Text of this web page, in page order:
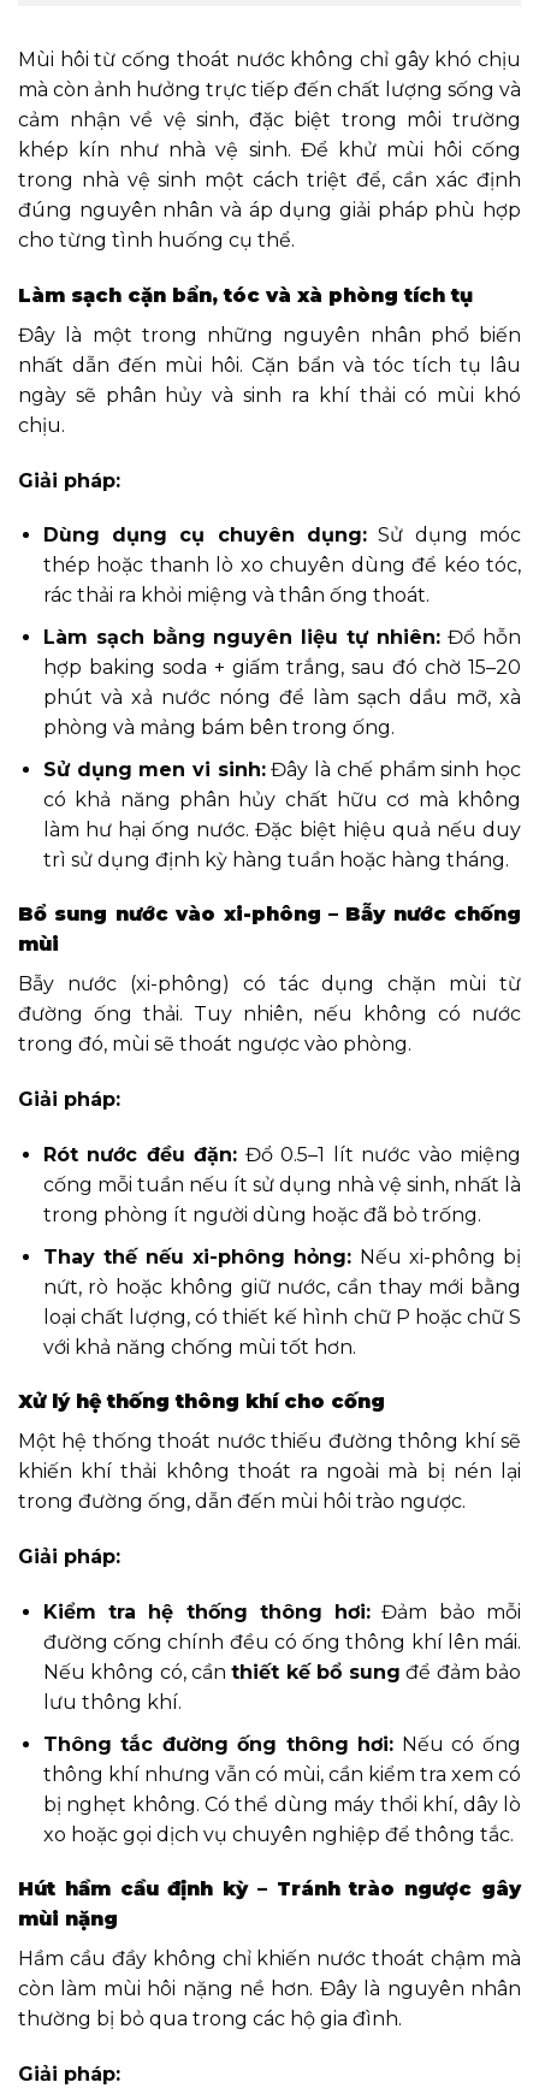
Mùi hôi từ cống thoát nước không chỉ gây khó chịu
mà còn ảnh hưởng trực tiếp đến chất lượng sống và
cảm nhận về vệ sinh, đặc biệt trong môi trường
khép kín như nhà vệ sinh. Để khử mùi hôi cống
trong nhà vệ sinh một cách triệt để, cần xác định
đúng nguyên nhân và áp dụng giải pháp phù hợp
cho từng tình huống cụ thể.
Làm sạch cặn bẩn, tóc và xà phòng tích tụ
Đây là một trong những nguyên nhân phổ biến
nhất dẫn đến mùi hôi. Cặn bẩn và tóc tích tụ lâu
ngày sẽ phân hủy và sinh ra khí thải có mùi khó
chịu.
Giải pháp:
Dùng dụng cụ chuyên dụng: Sử dụng móc
thép hoặc thanh lò xo chuyên dùng để kéo tóc,
rác thải ra khỏi miệng và thân ống thoát.
Làm sạch bằng nguyên liệu tự nhiên: Đổ hỗn
hợp baking soda + giấm trắng, sau đó chờ 15–20
phút và xả nước nóng để làm sạch dầu mỡ, xà
phòng và mảng bám bên trong ống.
Sử dụng men vi sinh:Đây là chế phẩm sinh học
có khả năng phân hủy chất hữu cơ mà không
làm hư hại ống nước. Đặc biệt hiệu quả nếu duy
trì sử dụng định kỳ hàng tuần hoặc hàng tháng.
Bổ sung nước vào xi-phông – Bẫy nước chống
mùi
Bẫy nước (xi-phông) có tác dụng chặn mùi từ
đường ống thải. Tuy nhiên, nếu không có nước
trong đó, mùi sẽ thoát ngược vào phòng.
Giải pháp:
Rót nước đều đặn: Đổ 0.5–1 lít nước vào miệng
cống mỗi tuần nếu ít sử dụng nhà vệ sinh, nhất là
trong phòng ít người dùng hoặc đã bỏ trống.
Thay thế nếu xi-phông hỏng: Nếu xi-phông bị
nứt, rò hoặc không giữ nước, cần thay mới bằng
loại chất lượng, có thiết kế hình chữ P hoặc chữ S
với khả năng chống mùi tốt hơn.
Xử lý hệ thống thông khí cho cống
Một hệ thống thoát nước thiếu đường thông khí sẽ
khiến khí thải không thoát ra ngoài mà bị nén lại
trong đường ống, dẫn đến mùi hôi trào ngược.
Giải pháp:
Kiểm tra hệ thống thông hơi: Đảm bảo mỗi
đường cống chính đều có ống thông khí lên mái.
Nếu không có, cầnthiết kế bổ sung để đảm bảo
lưu thông khí.
Thông tắc đường ống thông hơi: Nếu có ống
thông khí nhưng vẫn có mùi, cần kiểm tra xem có
bị nghẹt không. Có thể dùng máy thổi khí, dây lò
xo hoặc gọi dịch vụ chuyên nghiệp để thông tắc.
Hút hầm cầu định kỳ – Tránh trào ngược gây
mùi nặng
Hầm cầu đầy không chỉ khiến nước thoát chậm mà
còn làm mùi hôi nặng nề hơn. Đây là nguyên nhân
thường bị bỏ qua trong các hộ gia đình.
Giải pháp: